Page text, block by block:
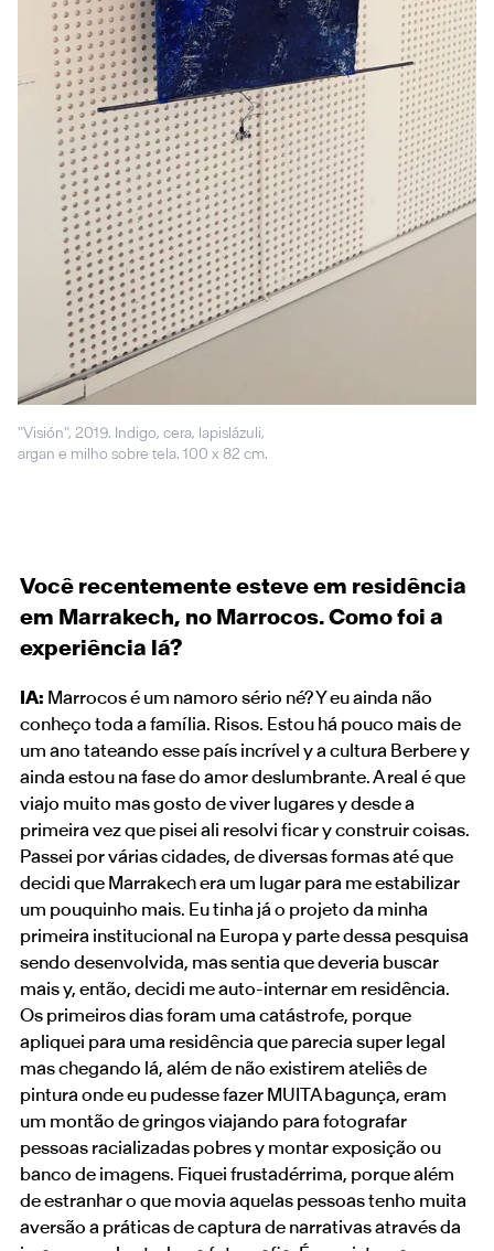
"Visión", 2019. Indigo, cera, lapislázuli,
argan e milho sobre tela. 100 x 82 cm.
Você recentemente esteve em residência
em Marrakech, no Marrocos. Como foi a
experiência lá?
IA: Marrocos é um namoro sério né? Y eu ainda não
conheço toda a família. Risos. Estou há pouco mais de
um ano tateando esse país incrível y a cultura Berbere y
ainda estou na fase do amor deslumbrante. A real é que
viajo muito mas gosto de viver lugares y desde a
primeira vez que pisei ali resolvi ficar y construir coisas.
Passei por várias cidades, de diversas formas até que
decidi que Marrakech era um lugar para me estabilizar
um pouquinho mais. Eu tinha já o projeto da minha
primeira institucional na Europa y parte dessa pesquisa
sendo desenvolvida, mas sentia que deveria buscar
mais y, então, decidi me auto-internar em residência.
Os primeiros dias foram uma catástrofe, porque
apliquei para uma residência que parecia super legal
mas chegando lá, além de não existirem ateliês de
pintura onde eu pudesse fazer MUITA bagunça, eram
um montão de gringos viajando para fotografar
pessoas racializadas pobres y montar exposição ou
banco de imagens. Fiquei frustadérrima, porque além
de estranhar o que movia aquelas pessoas tenho muita
aversão a práticas de captura de narrativas através da